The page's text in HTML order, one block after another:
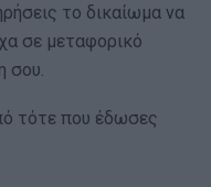
το δικαίωμα να
σε μεταφορικό
σου.
τότε που έδωσες